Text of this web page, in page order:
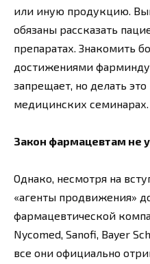
или иную продукцию.
обязаны рассказать
препаратах. Знакомить
достижениями
запрещает, но делать
медицинских семинарах.
Закон фармацевтам не
Однако, несмотря на
«агенты продвижения»
фармацевтической
Nycomed, Sanofi, Bayer
все они официально